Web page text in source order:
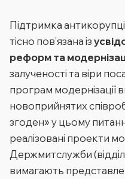
Підтримка
тісно пов’язана із
реформ та
залученості та віри
програм модернізації
новоприйнятих
згоден» у цьому
реалізовані проекти
Держмитслужби (відділ
вимагають